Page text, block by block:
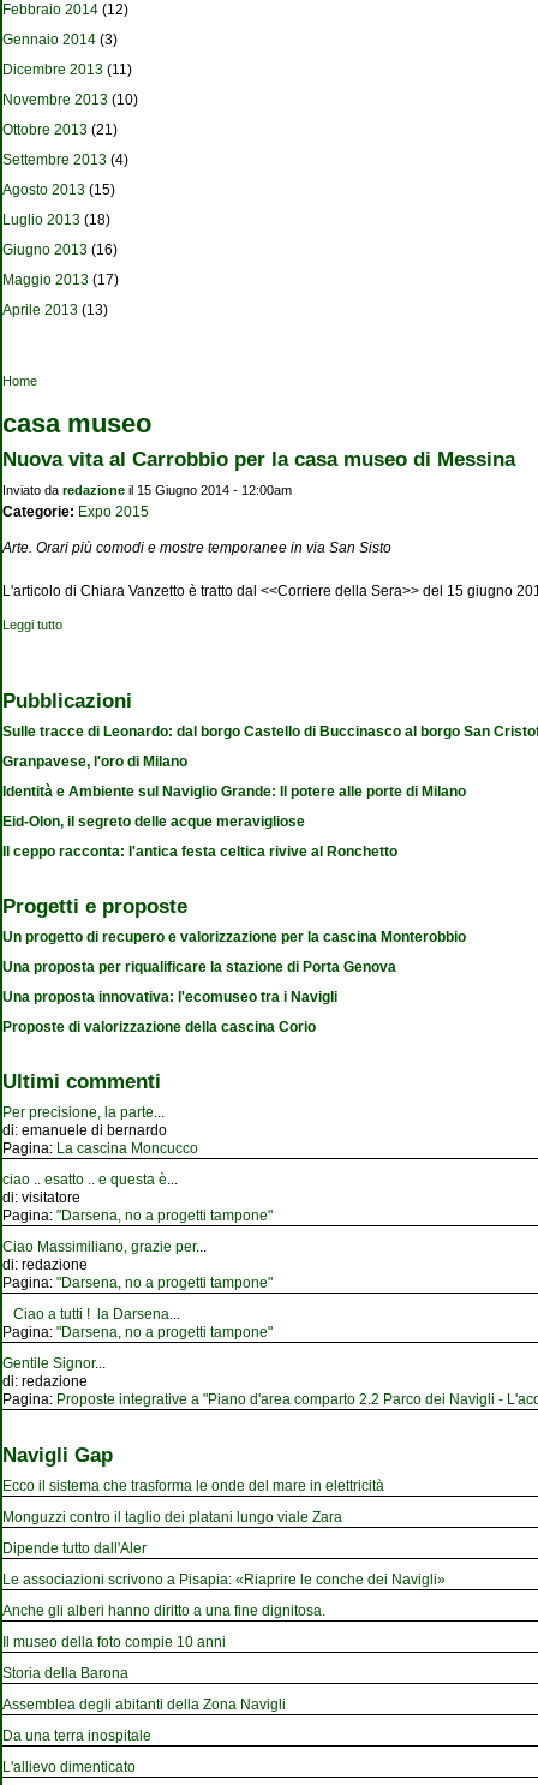
Febbraio 2014 (12)
Gennaio 2014 (3)
Dicembre 2013 (11)
Novembre 2013 (10)
Ottobre 2013 (21)
Settembre 2013 (4)
Agosto 2013 (15)
Luglio 2013 (18)
Giugno 2013 (16)
Maggio 2013 (17)
Aprile 2013 (13)
Tu sei qui
Home
casa museo
Nuova vita al Carrobbio per la casa museo di Messina
Inviato da redazione il 15 Giugno 2014 - 12:00am
Categorie: Expo 2015
Arte. Orari più comodi e mostre temporanee in via San Sisto
L'articolo di Chiara Vanzetto è tratto dal <<Corriere della Sera>> del 15 giugno
Leggi tutto
Pubblicazioni
Sulle tracce di Leonardo: dal borgo Castello di Buccinasco al borgo San
Granpavese, l'oro di Milano
Identità e Ambiente sul Naviglio Grande: Il potere alle porte di Milano
Eid-Olon, il segreto delle acque meravigliose
Il ceppo racconta: l'antica festa celtica rivive al Ronchetto
Progetti e proposte
Un progetto di recupero e valorizzazione per la cascina Monterobbio
Una proposta per riqualificare la stazione di Porta Genova
Una proposta innovativa: l'ecomuseo tra i Navigli
Proposte di valorizzazione della cascina Corio
Ultimi commenti
Per precisione, la parte...
di: emanuele di bernardo
Pagina: La cascina Moncucco
ciao .. esatto .. e questa è...
di: visitatore
Pagina: "Darsena, no a progetti tampone"
Ciao Massimiliano, grazie per...
di: redazione
Pagina: "Darsena, no a progetti tampone"
Ciao a tutti ! la Darsena...
Pagina: "Darsena, no a progetti tampone"
Gentile Signor...
di: redazione
Pagina: Proposte integrative a "Piano d'area comparto 2.2 Parco dei Navigli -
Navigli Gap
Ecco il sistema che trasforma le onde del mare in elettricità
Monguzzi contro il taglio dei platani lungo viale Zara
Dipende tutto dall'Aler
Le associazioni scrivono a Pisapia: «Riaprire le conche dei Navigli»
Anche gli alberi hanno diritto a una fine dignitosa.
Il museo della foto compie 10 anni
Storia della Barona
Assemblea degli abitanti della Zona Navigli
Da una terra inospitale
L'allievo dimenticato